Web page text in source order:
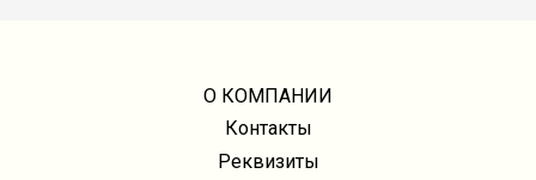
О КОМПАНИИ
Контакты
Реквизиты